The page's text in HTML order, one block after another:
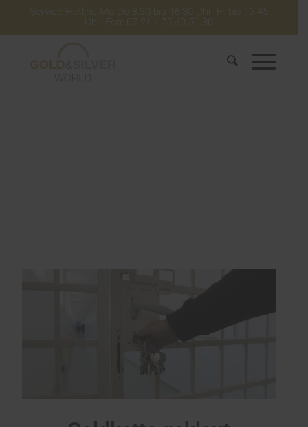
Service-Hotline Mo-Do 8:30 bis 16:30 Uhr. Fr bis 13:45
Uhr. Fon: 07 21 / 75 40 51 30